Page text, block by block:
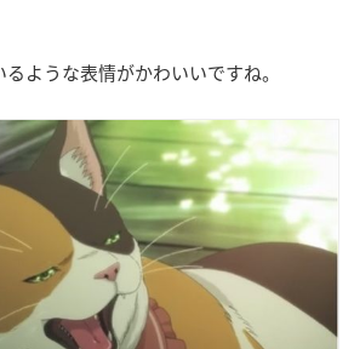
ような表情がかわいいですね。